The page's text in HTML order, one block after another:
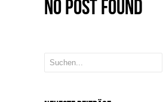
No Post Found